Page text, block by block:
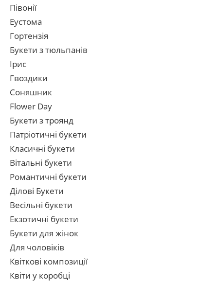
Півонії
Еустома
Гортензія
Букети з тюльпанів
Ірис
Гвоздики
Соняшник
Flower Day
Букети з троянд
Патріотичні букети
Класичні букети
Вітальні букети
Романтичні букети
Ділові Букети
Весільні букети
Екзотичні букети
Букети для жінок
Для чоловіків
Квіткові композиції
Квіти у коробці